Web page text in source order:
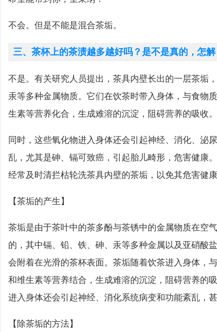
不会。但是不能是混合茶垢。
三、茶杯上的茶渍越多越好吗？是不是真的，怎
不是。有关研究人员提出，茶具内壁长出的一层茶垢
汞等多种金属物质。它们在饮茶时带入身体，与食物
生素等营养化合，生成难溶的沉淀，阻碍营养的吸收。
同时，这些氧化物进入身体还会引起神经、消化、泌
乱，尤其是砷、镉可致癌，引起胎儿畸形，危害健康
经常及时清拦枯轮洗茶具内壁的茶垢，以免其危害健
【茶垢的产生】
茶垢是由于茶叶中的茶多酚与茶锈中的金属物质在空
的，其中镉、铅、铁、砷、汞等多种金属以及亚硝酸
会附着在光滑的茶杯表面。茶垢随着饮茶进入身体，
和维生素等营养结合，生成难溶的沉淀，阻碍营养的
进入身体还会引起神经、消化系统病变和功能紊乱，
【除茶垢的方法】